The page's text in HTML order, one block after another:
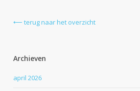
⟵ terug naar het overzicht
Archieven
april 2026